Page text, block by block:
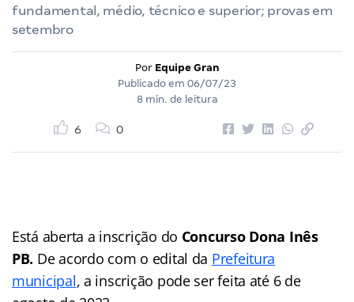
fundamental, médio, técnico e superior; provas em
setembro
Por Equipe Gran
Publicado em 06/07/23
8 min. de leitura
6 0
Está aberta a inscrição do Concurso Dona Inês
PB. De acordo com o edital da Prefeitura
municipal, a inscrição pode ser feita até 6 de